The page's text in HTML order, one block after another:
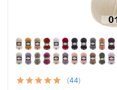
(44)